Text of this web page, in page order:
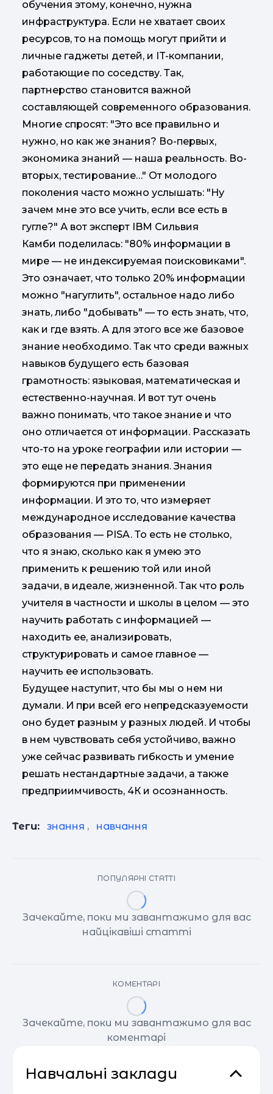
обучения этому, конечно, нужна
инфраструктура. Если не хватает своих
ресурсов, то на помощь могут прийти и
личные гаджеты детей, и IT-компании,
работающие по соседству. Так,
партнерство становится важной
составляющей современного образования.
Многие спросят: "Это все правильно и
нужно, но как же знания? Во-первых,
экономика знаний — наша реальность. Во-
вторых, тестирование…" От молодого
поколения часто можно услышать: "Ну
зачем мне это все учить, если все есть в
гугле?" А вот эксперт IBM Сильвия
Камби поделилась: "80% информации в
мире — не индексируемая поисковиками".
Это означает, что только 20% информации
можно "нагуглить", остальное надо либо
знать, либо "добывать" — то есть знать, что,
как и где взять. А для этого все же базовое
знание необходимо. Так что среди важных
навыков будущего есть базовая
грамотность: языковая, математическая и
естественно-научная. И вот тут очень
важно понимать, что такое знание и что
оно отличается от информации. Рассказать
что-то на уроке географии или истории —
это еще не передать знания. Знания
формируются при применении
информации. И это то, что измеряет
международное исследование качества
образования — PISA. То есть не столько,
что я знаю, сколько как я умею это
применить к решению той или иной
задачи, в идеале, жизненной. Так что роль
учителя в частности и школы в целом — это
научить работать с информацией —
находить ее, анализировать,
структурировать и самое главное —
научить ее использовать.
Будущее наступит, что бы мы о нем ни
думали. И при всей его непредсказуемости
оно будет разным у разных людей. И чтобы
в нем чувствовать себя устойчиво, важно
уже сейчас развивать гибкость и умение
решать нестандартные задачи, а также
предприимчивость, 4К и осознанность.
Теги: знання , навчання
ПОПУЛЯРНІ СТАТТІ
Зачекайте, поки ми завантажимо для вас
найцікавіші статті
КОМЕНТАРІ
Зачекайте, поки ми завантажимо для вас
коментарі
Навчальні заклади